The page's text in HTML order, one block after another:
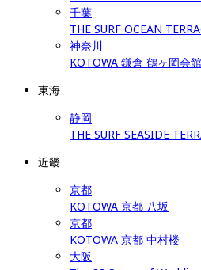
千葉
THE SURF OCEAN
神奈川
KOTOWA 鎌倉 鶴ヶ岡会館
東海
静岡
THE SURF SEASIDE
近畿
京都
KOTOWA 京都 八坂
京都
KOTOWA 京都 中村楼
大阪